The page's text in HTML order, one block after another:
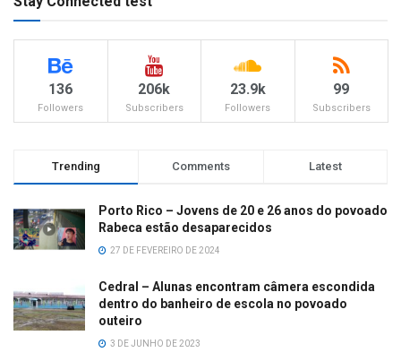
136
Followers
206k
Subscribers
23.9k
Followers
99
Subscribers
Trending Comments Latest
Porto Rico – Jovens de 20 e 26 anos do povoado
Rabeca estão desaparecidos
27 DE FEVEREIRO DE 2024
Cedral – Alunas encontram câmera escondida
dentro do banheiro de escola no povoado
outeiro
3 DE JUNHO DE 2023